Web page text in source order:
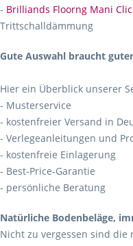
- Brilliands Floorng Mani
Trittschalldämmung
Gute Auswahl braucht
Hier ein Überblick unserer
- Musterservice
- kostenfreier Versand in
- Verlegeanleitungen und
- kostenfreie Einlagerung
- Best-Price-Garantie
- persönliche Beratung
Natürliche Bodenbeläge,
Nicht zu vergessen sind die